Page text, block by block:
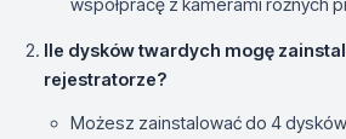
współpracę z kamerami różnych
Ile dysków twardych mogę
rejestratorze?
Możesz zainstalować do 4